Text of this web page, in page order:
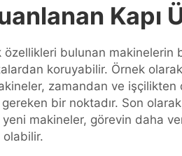
Kapı
özellikleri bulunan makinelerin
koruyabilir. Örnek
zamandan ve
bir noktadır. Son
makineler, görevin daha
olabilir.